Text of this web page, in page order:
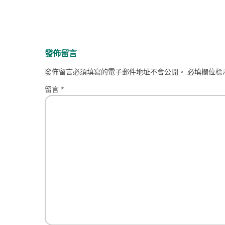
發佈留言
發佈留言必須填寫的電子郵件地址不會公開。 必填欄位
留言 *